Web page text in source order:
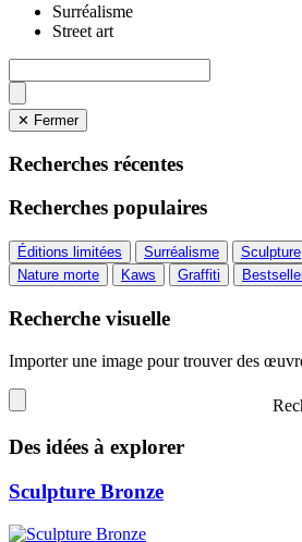
Surréalisme
Street art
✕ Fermer
Recherches récentes
Recherches populaires
Éditions limitées Surréalisme Sculpture
Nature morte
Kaws Graffiti
Recherche visuelle
Importer une image pour trouver des
Des idées à explorer
Sculpture Bronze